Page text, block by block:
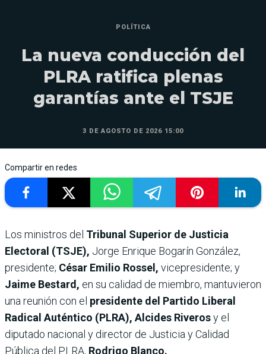
POLÍTICA
La nueva conducción del
PLRA ratifica plenas
garantías ante el TSJE
3 DE AGOSTO DE 2026 15:00
Compartir en redes
Los ministros del Tribunal Superior de Justicia
Electoral (TSJE), Jorge Enrique Bogarín González,
presidente; César Emilio Rossel, vicepresidente; y
Jaime Bestard, en su calidad de miembro, mantuvieron
una reunión con el presidente del Partido Liberal
Radical Auténtico (PLRA), Alcides Riverosy el
diputado nacional y director de Justicia y Calidad
Pública del PLRA, Rodrigo Blanco.